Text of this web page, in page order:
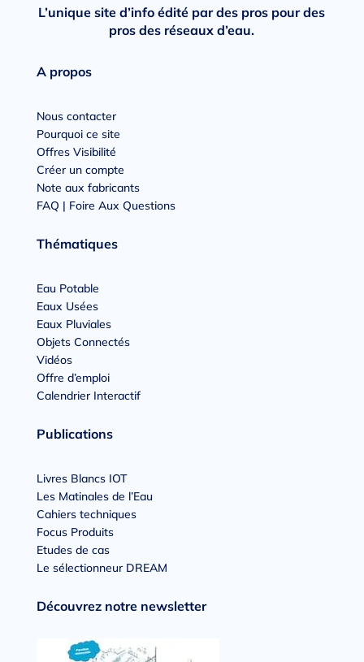
L’unique site d’info édité par des pros pour des
pros des réseaux d’eau.
A propos
Nous contacter
Pourquoi ce site
Offres Visibilité
Créer un compte
Note aux fabricants
FAQ | Foire Aux Questions
Thématiques
Eau Potable
Eaux Usées
Eaux Pluviales
Objets Connectés
Vidéos
Offre d’emploi
Calendrier Interactif
Publications
Livres Blancs IOT
Les Matinales de l’Eau
Cahiers techniques
Focus Produits
Etudes de cas
Le sélectionneur DREAM
Découvrez notre newsletter